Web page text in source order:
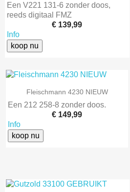
Een V221 131-6 zonder doos,
reeds digitaal FMZ
€ 139,99
Info
koop nu
 Snel bekijken
Fleischmann 4230 NIEUW
Een 212 258-8 zonder doos.
€ 149,99
Info
koop nu